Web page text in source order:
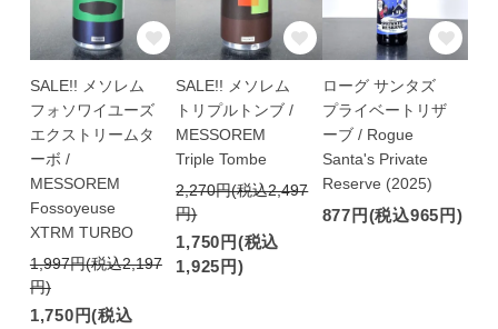
SALE!! メソレム
フォソワイユーズ
エクストリームタ
ーボ /
MESSOREM
Fossoyeuse
XTRM TURBO
1,997円(税込2,197
円)
1,750円(税込
SALE!! メソレム
トリプルトンブ /
MESSOREM
Triple Tombe
2,270円(税込2,497
円)
1,750円(税込
1,925円)
ローグ サンタズ
プライベートリザ
ーブ / Rogue
Santa's Private
Reserve (2025)
877円(税込965円)